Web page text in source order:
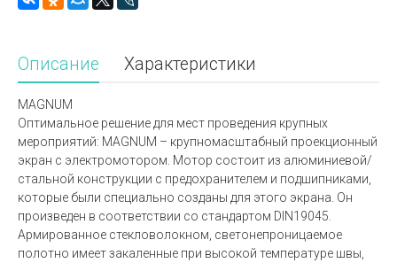
Описание Характеристики
MAGNUM
Оптимальное решение для мест проведения крупных
мероприятий: MAGNUM – крупномасштабный проекционный
экран с электромотором. Мотор состоит из алюминиевой/
стальной конструкции с предохранителем и подшипниками,
которые были специально созданы для этого экрана. Он
произведен в соответствии со стандартом DIN19045.
Армированное стекловолокном, светонепроницаемое
полотно имеет закаленные при высокой температуре швы,